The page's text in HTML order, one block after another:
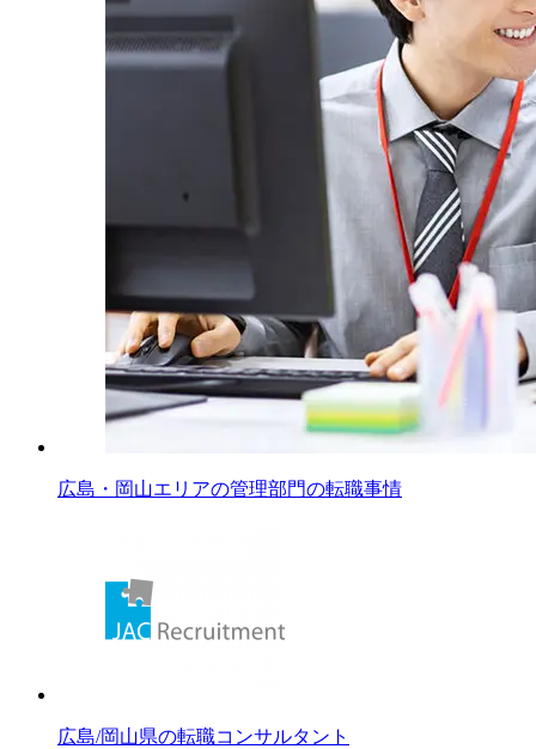
広島・岡山エリアの管理部門の転職事情
広島/岡山県の転職コンサルタント